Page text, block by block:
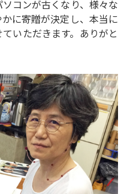
コンが古くなり、様々な
に寄贈が決定し、本当に
いただきます。ありがと